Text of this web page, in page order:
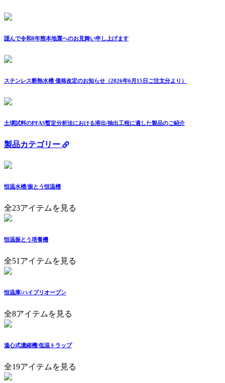
謹んで令和8年熊本地震へのお見舞い申し上げます
ステンレス断熱水槽 価格改定のお知らせ（2026年6月15日ご注文分より）
土壌試料のPFAS暫定分析法における溶出/抽出工程に適した製品のご紹介
製品カテゴリー
恒温水槽/振とう恒温槽
全23アイテムを見る
恒温振とう培養機
全51アイテムを見る
恒温庫/ハイブリオーブン
全8アイテムを見る
遠心式濃縮機/低温トラップ
全19アイテムを見る